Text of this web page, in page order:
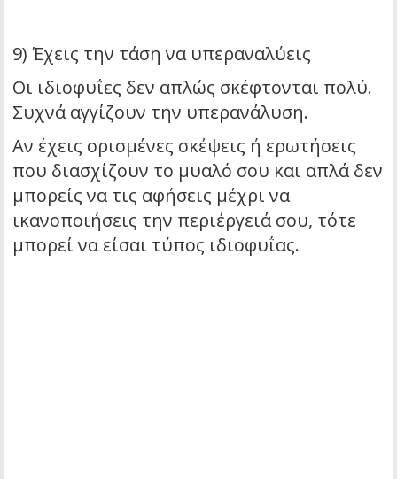
9) Έχεις την τάση να υπεραναλύεις
Οι ιδιοφυΐες δεν απλώς σκέφτονται πολύ.
Συχνά αγγίζουν την υπερανάλυση.
Αν έχεις ορισμένες σκέψεις ή ερωτήσεις
που διασχίζουν το μυαλό σου και απλά δεν
μπορείς να τις αφήσεις μέχρι να
ικανοποιήσεις την περιέργειά σου, τότε
μπορεί να είσαι τύπος ιδιοφυΐας.